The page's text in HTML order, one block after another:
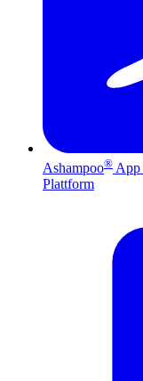
Ashampoo® App
Plattform